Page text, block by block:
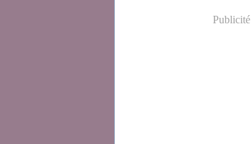
Publicité